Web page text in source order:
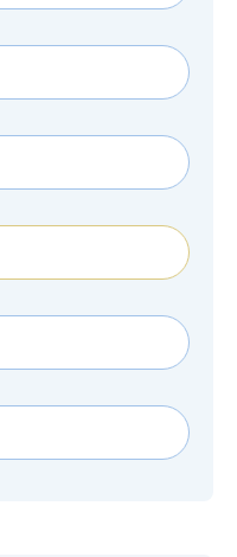
友人・知人